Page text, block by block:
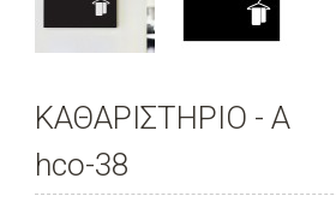
ΚΑΘΑΡΙΣΤΗΡΙΟ - A
hco-38